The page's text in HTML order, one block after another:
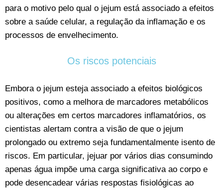
para o motivo pelo qual o jejum está associado a efeitos
sobre a saúde celular, a regulação da inflamação e os
processos de envelhecimento.
Os riscos potenciais
Embora o jejum esteja associado a efeitos biológicos
positivos, como a melhora de marcadores metabólicos
ou alterações em certos marcadores inflamatórios, os
cientistas alertam contra a visão de que o jejum
prolongado ou extremo seja fundamentalmente isento de
riscos. Em particular, jejuar por vários dias consumindo
apenas água impõe uma carga significativa ao corpo e
pode desencadear várias respostas fisiológicas ao